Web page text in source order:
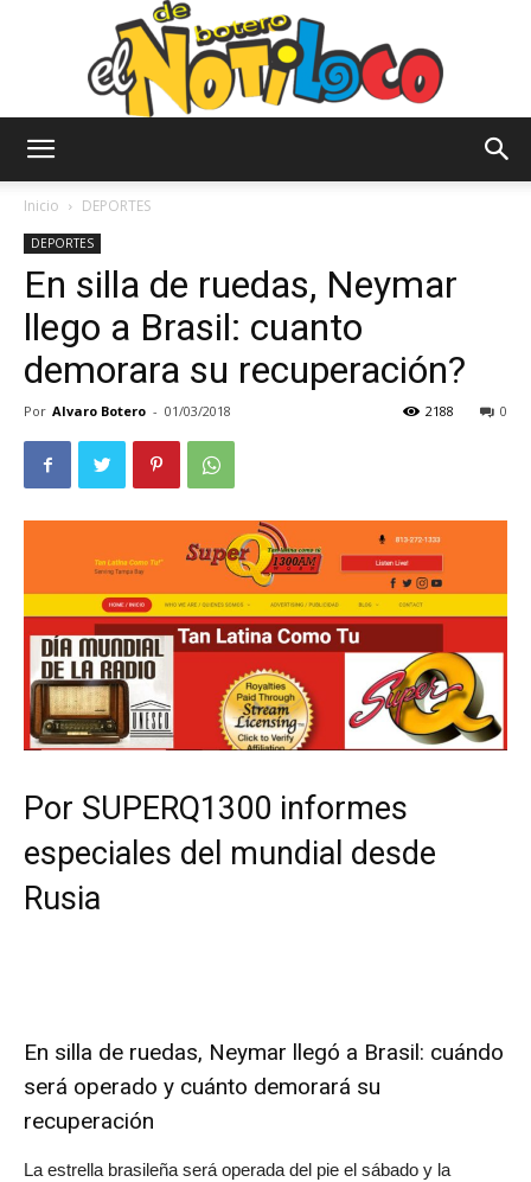
Notiloco
de
Inicio DEPORTES
DEPORTES
En silla de ruedas, Neymar
llego a Brasil: cuanto
demorara su recuperación?
Por Alvaro Botero - 01/03/2018 0
2188
Por SUPERQ1300 informes
especiales del mundial desde
Rusia
En silla de ruedas, Neymar llegó a Brasil: cuándo
será operado y cuánto demorará su
recuperación
La estrella brasileña será operada del pie el sábado y la